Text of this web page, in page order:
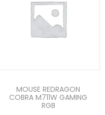
MOUSE REDRAGON
COBRA M711W GAMING
RGB